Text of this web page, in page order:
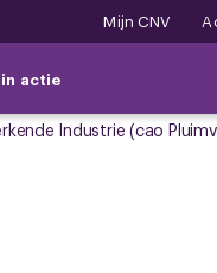
Mijn CNV
in actie
Industrie (cao